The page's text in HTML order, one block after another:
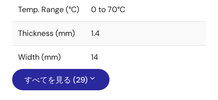
Temp. Range (°C) 0 to 70°C
Thickness (mm) 1.4
Width (mm) 14
すべてを見る (29)